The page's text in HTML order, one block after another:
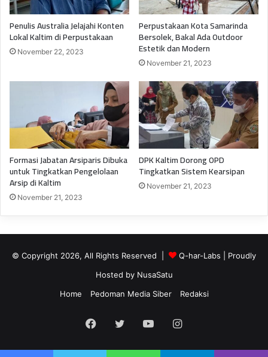
Penulis Australia Jelajahi Konten
Lokal Kaltim di Perpustakaan
November 22, 2023
Perpustakaan Kota Samarinda
Bersolek, Bakal Ada Outdoor
Estetik dan Modern
November 21, 2023
Formasi Jabatan Arsiparis Dibuka
untuk Tingkatkan Pengelolaan
Arsip di Kaltim
November 21, 2023
DPK Kaltim Dorong OPD
Tingkatkan Sistem Kearsipan
November 21, 2023
© Copyright 2026, All Rights Reserved | Q-har-Labs | Proudly
Hosted by NusaSatu
Home
Pedoman Media Siber Redaksi
Facebook
TwitterYouTubeInstagram